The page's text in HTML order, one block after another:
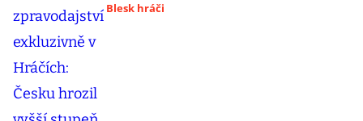
Blesk hráči